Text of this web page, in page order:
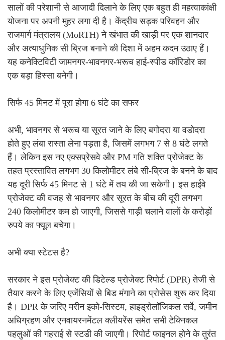
सालों की परेशानी से आजादी दिलाने के लिए एक बहुत ही महत्वाकांक्षी
योजना पर अपनी मुहर लगा दी है। केंद्रीय सड़क परिवहन और
राजमार्ग मंत्रालय (MoRTH) ने खंभात की खाड़ी पर एक शानदार
और अत्याधुनिक सी ब्रिज बनाने की दिशा में अहम कदम उठाए हैं।
यह कनेक्टिविटी जामनगर-भावनगर-भरूच हाई-स्पीड कॉरिडोर का
एक बड़ा हिस्सा बनेगी।
सिर्फ 45 मिनट में पूरा होगा 6 घंटे का सफर
अभी, भावनगर से भरूच या सूरत जाने के लिए बगोदरा या वडोदरा
होते हुए लंबा रास्ता लेना पड़ता है, जिसमें लगभग 7 से 8 घंटे लगते
हैं। लेकिन इस नए एक्सप्रेसवे और PM गति शक्ति प्रोजेक्ट के
तहत प्रस्तावित लगभग 30 किलोमीटर लंबे सी-ब्रिज के बनने के बाद
यह दूरी सिर्फ 45 मिनट से 1 घंटे में तय की जा सकेगी। इस हाईवे
प्रोजेक्ट की वजह से भावनगर और सूरत के बीच की दूरी लगभग
240 किलोमीटर कम हो जाएगी, जिससे गाड़ी चलाने वालों के करोड़ों
रुपये का फ्यूल बचेगा।
अभी क्या स्टेटस है?
सरकार ने इस प्रोजेक्ट की डिटेल्ड प्रोजेक्ट रिपोर्ट (DPR) तेजी से
तैयार करने के लिए एजेंसियों से बिड मंगाने का प्रोसेस शुरू कर दिया
है। DPR के जरिए मरीन इको-सिस्टम, हाइड्रोलॉजिकल सर्वे, जमीन
अधिग्रहण और एनवायरनमेंटल क्लीयरेंस समेत सभी टेक्निकल
पहलुओं की गहराई से स्टडी की जाएगी। रिपोर्ट फाइनल होने के तुरंत